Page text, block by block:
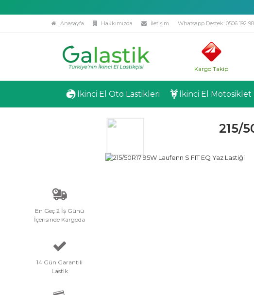
Kargo Takip
Anasayfa Hakkımızda İletişim Whatsapp Destek: 0506 192
İkinci El Oto Lastikleri İkinci El Motosiklet
En Geç 2 İş Günü
İçerisinde Kargoda
14 Gün Garantili
Lastik
215/